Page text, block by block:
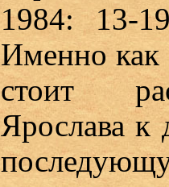
1984: 13-
Именно как
стоит
Ярослава к